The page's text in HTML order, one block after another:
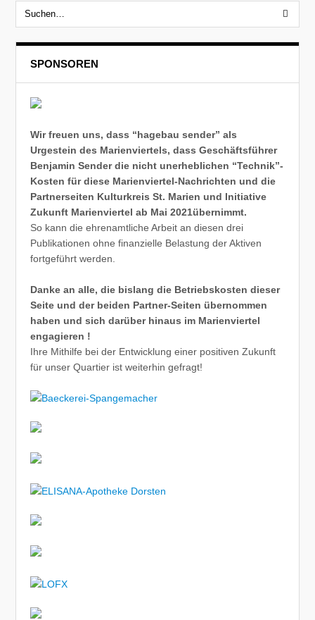
SPONSOREN
Wir freuen uns, dass “hagebau sender” als
Urgestein des Marienviertels, dass Geschäftsführer
Benjamin Sender die nicht unerheblichen “Technik”-
Kosten für diese Marienviertel-Nachrichten und die
Partnerseiten Kulturkreis St. Marien und Initiative
Zukunft Marienviertel ab Mai 2021übernimmt.
So kann die ehrenamtliche Arbeit an diesen drei
Publikationen ohne finanzielle Belastung der Aktiven
fortgeführt werden.
Danke an alle, die bislang die Betriebskosten dieser
Seite und der beiden Partner-Seiten übernommen
haben und sich darüber hinaus im Marienviertel
engagieren !
Ihre Mithilfe bei der Entwicklung einer positiven Zukunft
für unser Quartier ist weiterhin gefragt!